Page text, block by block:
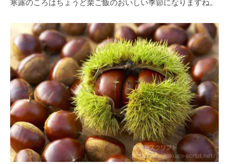
寒露のころはちょうど栗ご飯のおいしい季節になりますね。